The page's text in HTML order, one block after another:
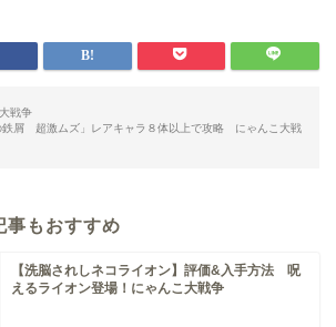
戦争
鉄屑 超激ムズ」レアキャラ８体以上で攻略 にゃんこ大戦
事もおすすめ
【洗脳されしネコライオン】評価&入手方法 呪
えるライオン登場！にゃんこ大戦争